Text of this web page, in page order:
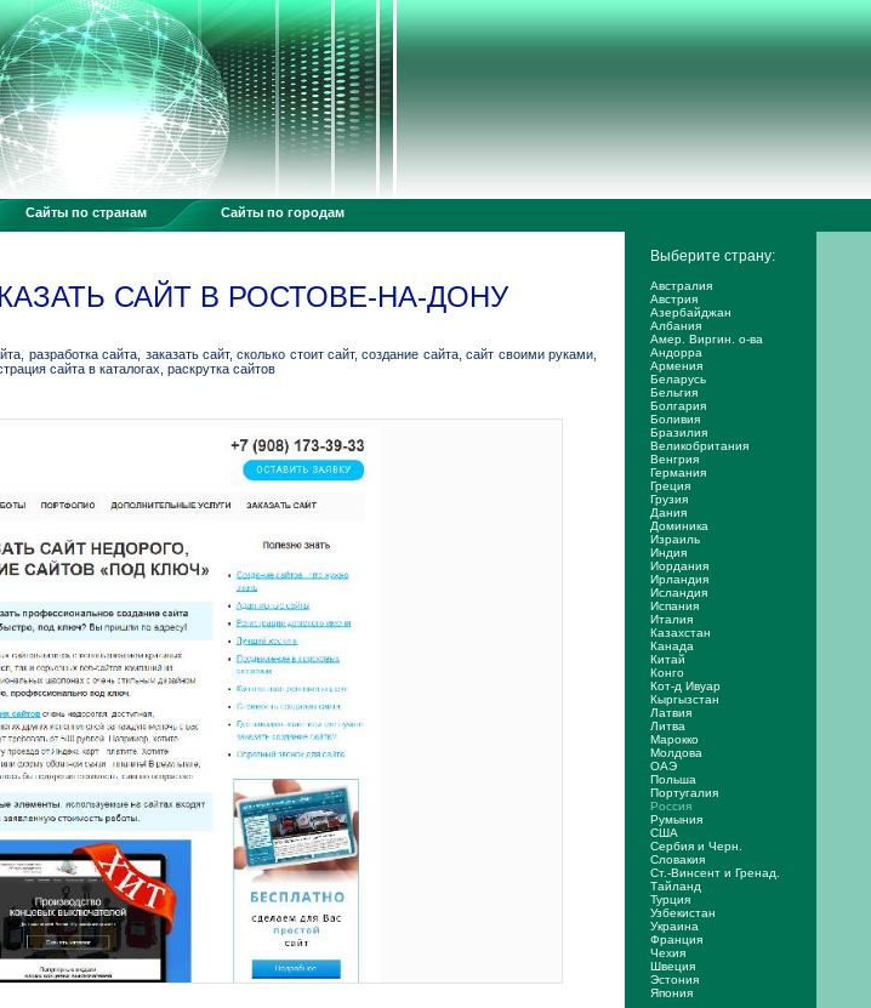
Сайты по странам Сайты по городам
САЙТ В РОСТОВЕ-НА-ДОНУ
разработка сайта, заказать сайт, сколько стоит сайт, создание сайта, сайт своими руками,
сайта в каталогах, раскрутка сайтов
Выберите страну:
Австралия
Австрия
Азербайджан
Албания
Амер. Виргин. о-ва
Андорра
Армения
Беларусь
Бельгия
Болгария
Боливия
Бразилия
Великобритания
Венгрия
Германия
Греция
Грузия
Дания
Доминика
Израиль
Индия
Иордания
Ирландия
Исландия
Испания
Италия
Казахстан
Канада
Китай
Конго
Кот-д Ивуар
Кыргызстан
Латвия
Литва
Марокко
Молдова
ОАЭ
Польша
Португалия
Россия
Румыния
США
Сербия и Черн.
Словакия
Ст.-Винсент и Гренад.
Тайланд
Турция
Узбекистан
Украина
Франция
Чехия
Швеция
Эстония
Япония